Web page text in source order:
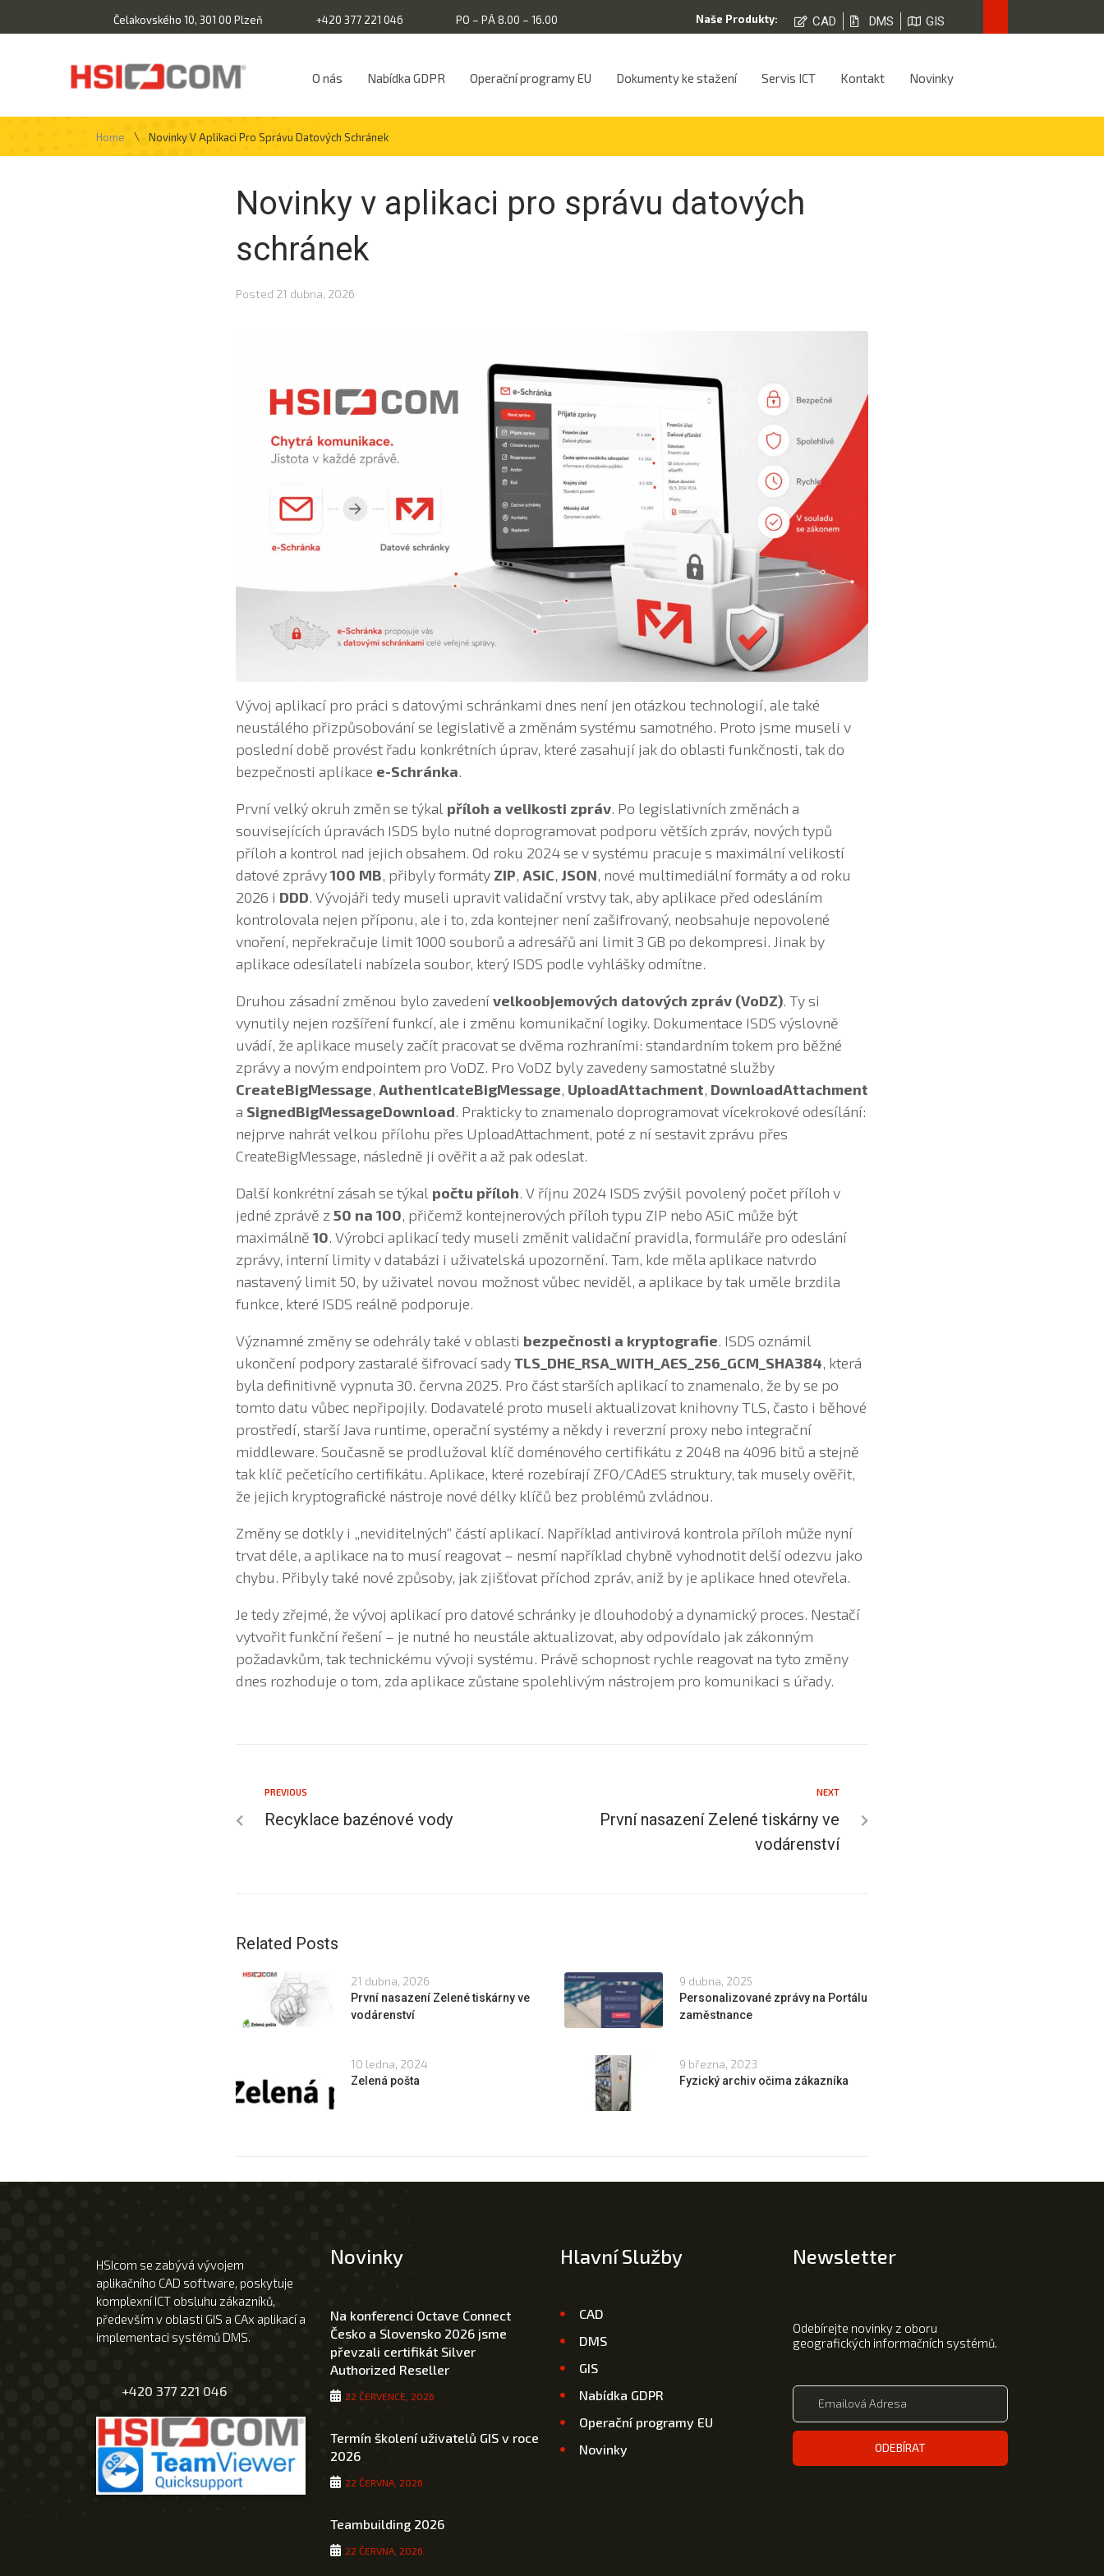
Čelakovského 10, 301 00 Plzeň +420 377 221 046 PO – PÁ 8.00 – 16.00 Naše Produkty: CAD DMS GIS
O nás Nabídka GDPR Operační programy EU Dokumenty ke stažení Servis ICT Kontakt Novinky
Home \ Novinky V Aplikaci Pro Správu Datových Schránek
Novinky v aplikaci pro správu datových
schránek
Posted 21 dubna, 2026
Vývoj aplikací pro práci s datovými schránkami dnes není jen otázkou technologií, ale také
neustálého přizpůsobování se legislativě a změnám systému samotného. Proto jsme museli v
poslední době provést řadu konkrétních úprav, které zasahují jak do oblasti funkčnosti, tak do
bezpečnosti aplikace e-Schránka.
První velký okruh změn se týkal příloh a velikosti zpráv. Po legislativních změnách a
souvisejících úpravách ISDS bylo nutné doprogramovat podporu větších zpráv, nových typů
příloh a kontrol nad jejich obsahem. Od roku 2024 se v systému pracuje s maximální velikostí
datové zprávy100 MB, přibyly formáty ZIP, ASiC, JSON, nové multimediální formáty a od roku
2026 i DDD. Vývojáři tedy museli upravit validační vrstvy tak, aby aplikace před odesláním
kontrolovala nejen příponu, ale i to, zda kontejner není zašifrovaný, neobsahuje nepovolené
vnoření, nepřekračuje limit 1000 souborů a adresářů ani limit 3 GB po dekompresi. Jinak by
aplikace odesílateli nabízela soubor, který ISDS podle vyhlášky odmítne.
Druhou zásadní změnou bylo zavedenívelkoobjemových datových zpráv (VoDZ). Ty si
vynutily nejen rozšíření funkcí, ale i změnu komunikační logiky. Dokumentace ISDS výslovně
uvádí, že aplikace musely začít pracovat se dvěma rozhraními: standardním tokem pro běžné
zprávy a novým endpointem pro VoDZ. Pro VoDZ byly zavedeny samostatné služby
CreateBigMessage, AuthenticateBigMessage, UploadAttachment, DownloadAttachment
a SignedBigMessageDownload. Prakticky to znamenalo doprogramovat vícekrokové odesílání:
nejprve nahrát velkou přílohu přes UploadAttachment, poté z ní sestavit zprávu přes
CreateBigMessage, následně ji ověřit a až pak odeslat.
Další konkrétní zásah se týkal počtu příloh. V říjnu 2024 ISDS zvýšil povolený počet příloh v
jedné zprávě z50 na 100, přičemž kontejnerových příloh typu ZIP nebo ASiC může být
maximálně 10. Výrobci aplikací tedy museli změnit validační pravidla, formuláře pro odeslání
zprávy, interní limity v databázi i uživatelská upozornění. Tam, kde měla aplikace natvrdo
nastavený limit 50, by uživatel novou možnost vůbec neviděl, a aplikace by tak uměle brzdila
funkce, které ISDS reálně podporuje.
Významné změny se odehrály také v oblasti bezpečnosti a kryptografie. ISDS oznámil
ukončení podpory zastaralé šifrovací sadyTLS_DHE_RSA_WITH_AES_256_GCM_SHA384, která
byla definitivně vypnuta 30. června 2025. Pro část starších aplikací to znamenalo, že by se po
tomto datu vůbec nepřipojily. Dodavatelé proto museli aktualizovat knihovny TLS, často i běhové
prostředí, starší Java runtime, operační systémy a někdy i reverzní proxy nebo integrační
middleware. Současně se prodlužoval klíč doménového certifikátu z 2048 na 4096 bitů a stejně
tak klíč pečetícího certifikátu. Aplikace, které rozebírají ZFO/CAdES struktury, tak musely ověřit,
že jejich kryptografické nástroje nové délky klíčů bez problémů zvládnou.
Změny se dotkly i „neviditelných“ částí aplikací. Například antivirová kontrola příloh může nyní
trvat déle, a aplikace na to musí reagovat – nesmí například chybně vyhodnotit delší odezvu jako
chybu. Přibyly také nové způsoby, jak zjišťovat příchod zpráv, aniž by je aplikace hned otevřela.
Je tedy zřejmé, že vývoj aplikací pro datové schránky je dlouhodobý a dynamický proces. Nestačí
vytvořit funkční řešení – je nutné ho neustále aktualizovat, aby odpovídalo jak zákonným
požadavkům, tak technickému vývoji systému. Právě schopnost rychle reagovat na tyto změny
dnes rozhoduje o tom, zda aplikace zůstane spolehlivým nástrojem pro komunikaci s úřady.
PREVIOUS
Recyklace bazénové vody
NEXT
První nasazení Zelené tiskárny ve
vodárenství
Related Posts
21 dubna, 2026
První nasazení Zelené tiskárny ve
vodárenství
9 dubna, 2025
Personalizované zprávy na Portálu
zaměstnance
10 ledna, 2024
Zelená pošta
9 března, 2023
Fyzický archiv očima zákazníka
HSIcom se zabývá vývojem
aplikačního CAD software, poskytuje
komplexní ICT obsluhu zákazníků,
především v oblasti GIS a CAx aplikací a
implementaci systémů DMS.
+420 377 221 046
Novinky
Na konferenci Octave Connect
Česko a Slovensko 2026 jsme
převzali certifikát Silver
Authorized Reseller
22 ČERVENCE, 2026
Termín školení uživatelů GIS v roce
2026
22 ČERVNA, 2026
Teambuilding 2026
22 ČERVNA, 2026
Hlavní Služby
CAD
DMS
GIS
Nabídka GDPR
Operační programy EU
Novinky
Newsletter
Odebírejte novinky z oboru
geografických informačních systémů.
ODEBÍRAT